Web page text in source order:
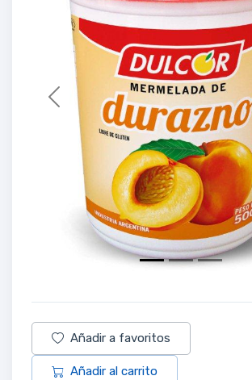
Previous
Añadir a favoritos
Añadir al carrito